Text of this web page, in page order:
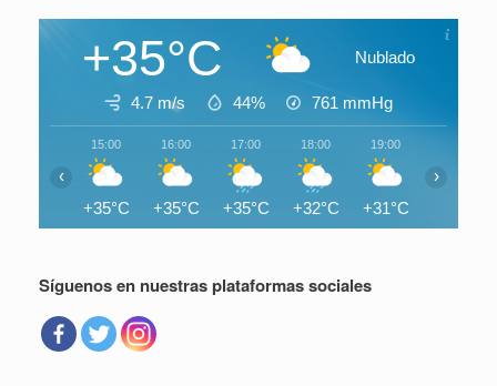
+35°C Nublado
4.7 m/s 44% 761 mmHg
15:00
+35°C
16:00
+35°C
17:00
+35°C
18:00
+32°C
19:00
+31°C
‹ ›
Síguenos en nuestras plataformas sociales